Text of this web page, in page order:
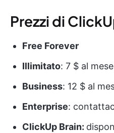
Prezzi di
Free Forever
Illimitato: 7 $ al
Business: 12 $ al
Enterprise:
ClickUp Brain: